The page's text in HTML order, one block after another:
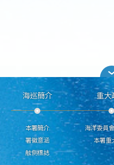
海巡簡介
本署簡介
署徽意涵
舷側標誌
重大
海洋委員
本署重